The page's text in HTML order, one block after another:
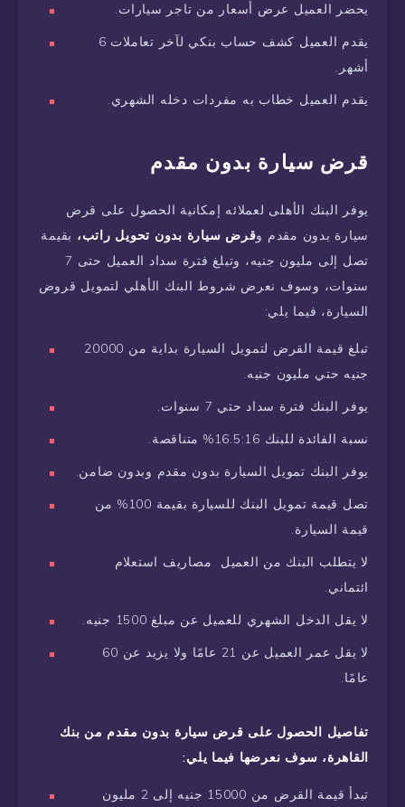
يحضر العميل عرض أسعار من تاجر سيارات.
يقدم العميل كشف حساب بنكي لآخر تعاملات 6
أشهر.
يقدم العميل خطاب به مفردات دخله الشهري.
قرض سيارة بدون مقدم
يوفر البنك الأهلى لعملائه إمكانية الحصول على قرض
سيارة بدون مقدم وقرض سيارة بدون تحويل راتب، بقيمة
تصل إلى مليون جنيه، وتبلغ فترة سداد العميل حتى 7
سنوات، وسوف نعرض شروط البنك الأهلي لتمويل قروض
السيارة، فيما يلي:
تبلغ قيمة القرض لتمويل السيارة بداية من 20000
جنيه حتي مليون جنيه.
يوفر البنك فترة سداد حتي 7 سنوات.
نسبة الفائدة للبنك 16.5:16% متناقصة.
يوفر البنك تمويل السيارة بدون مقدم وبدون ضامن.
تصل قيمة تمويل البنك للسيارة بقيمة 100% من
قيمة السيارة.
لا يتطلب البنك من العميل مصاريف استعلام
ائتماني.
لا يقل الدخل الشهري للعميل عن مبلغ 1500 جنيه.
لا يقل عمر العميل عن 21 عامًا ولا يزيد عن 60
عامًا.
تفاصيل الحصول على قرض سيارة بدون مقدم من بنك
القاهرة، سوف نعرضها فيما يلي:
تبدأ قيمة القرض من 15000 جنيه إلى 2 مليون